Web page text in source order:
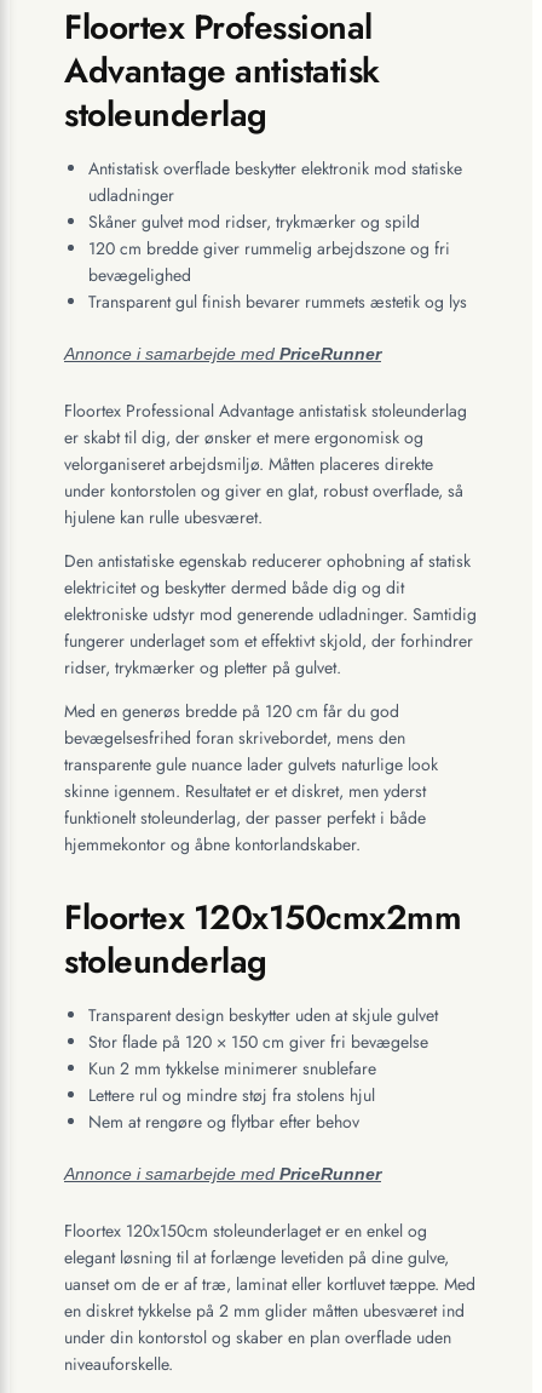
Floortex Professional
Advantage antistatisk
stoleunderlag
Antistatisk overflade beskytter elektronik mod statiske
udladninger
Skåner gulvet mod ridser, trykmærker og spild
120 cm bredde giver rummelig arbejdszone og fri
bevægelighed
Transparent gul finish bevarer rummets æstetik og lys
Annonce i samarbejde med PriceRunner
Floortex Professional Advantage antistatisk stoleunderlag
er skabt til dig, der ønsker et mere ergonomisk og
velorganiseret arbejdsmiljø. Måtten placeres direkte
under kontorstolen og giver en glat, robust overflade, så
hjulene kan rulle ubesværet.
Den antistatiske egenskab reducerer ophobning af statisk
elektricitet og beskytter dermed både dig og dit
elektroniske udstyr mod generende udladninger. Samtidig
fungerer underlaget som et effektivt skjold, der forhindrer
ridser, trykmærker og pletter på gulvet.
Med en generøs bredde på 120 cm får du god
bevægelsesfrihed foran skrivebordet, mens den
transparente gule nuance lader gulvets naturlige look
skinne igennem. Resultatet er et diskret, men yderst
funktionelt stoleunderlag, der passer perfekt i både
hjemmekontor og åbne kontorlandskaber.
Floortex 120x150cmx2mm
stoleunderlag
Transparent design beskytter uden at skjule gulvet
Stor flade på 120 × 150 cm giver fri bevægelse
Kun 2 mm tykkelse minimerer snublefare
Lettere rul og mindre støj fra stolens hjul
Nem at rengøre og flytbar efter behov
Annonce i samarbejde med PriceRunner
Floortex 120x150cm stoleunderlaget er en enkel og
elegant løsning til at forlænge levetiden på dine gulve,
uanset om de er af træ, laminat eller kortluvet tæppe. Med
en diskret tykkelse på 2 mm glider måtten ubesværet ind
under din kontorstol og skaber en plan overflade uden
niveauforskelle.